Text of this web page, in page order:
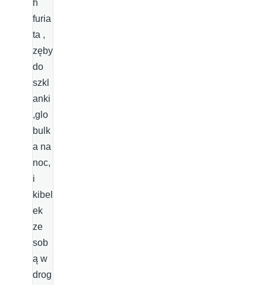
h
furia
ta ,
zęby
do
szkl
anki
,glo
bulk
a na
noc,
i
kibel
ek
ze
sob
ą w
drog